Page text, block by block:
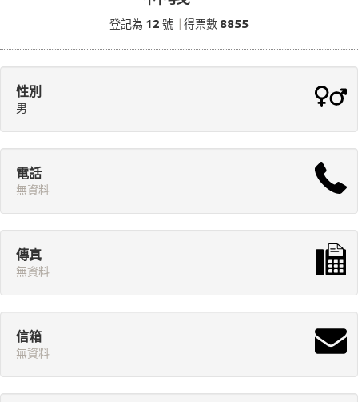
登記為 12 號 得票數 8855
性別
男
電話
無資料
傳真
無資料
信箱
無資料